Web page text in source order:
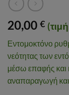
20,00 €
Εντομοκτόνο
νεότητας των
μέσω επαφής και
αναπαραγωγή